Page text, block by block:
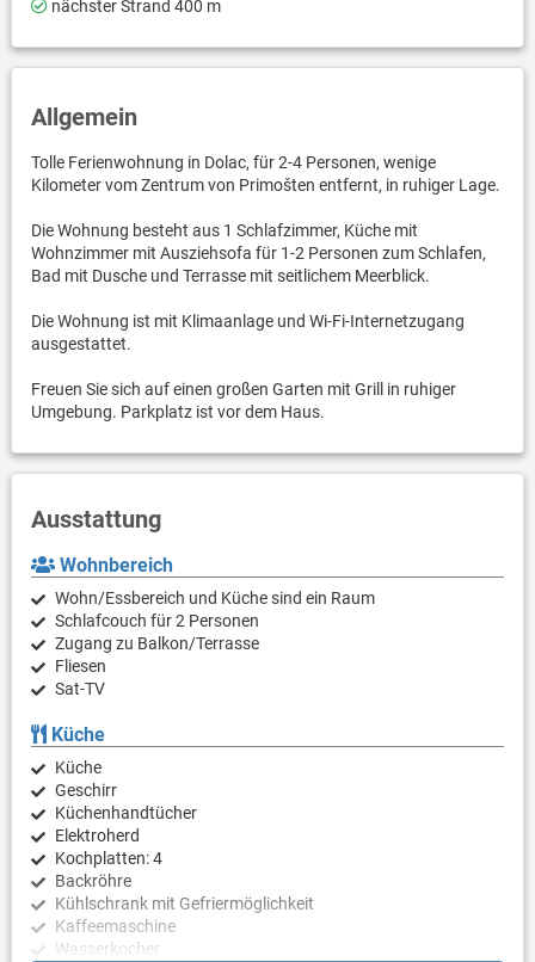
nächster Strand 400 m
Allgemein
Tolle Ferienwohnung in Dolac, für 2-4 Personen, wenige
Kilometer vom Zentrum von Primošten entfernt, in ruhiger Lage.
Die Wohnung besteht aus 1 Schlafzimmer, Küche mit
Wohnzimmer mit Ausziehsofa für 1-2 Personen zum Schlafen,
Bad mit Dusche und Terrasse mit seitlichem Meerblick.
Die Wohnung ist mit Klimaanlage und Wi-Fi-Internetzugang
ausgestattet.
Freuen Sie sich auf einen großen Garten mit Grill in ruhiger
Umgebung. Parkplatz ist vor dem Haus.
Ausstattung
Wohnbereich
Wohn/Essbereich und Küche sind ein Raum
Schlafcouch für 2 Personen
Zugang zu Balkon/Terrasse
Fliesen
Sat-TV
Küche
Küche
Geschirr
Küchenhandtücher
Elektroherd
Kochplatten: 4
Backröhre
Kühlschrank mit Gefriermöglichkeit
Kaffeemaschine
Wasserkocher